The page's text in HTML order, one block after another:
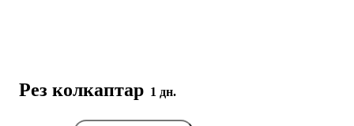
Рез колкаптар 1 дн.